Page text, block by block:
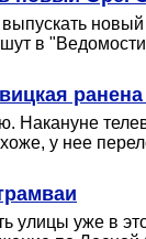
в
у нее
улицы уже в